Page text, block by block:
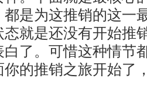
是为这推销的这一
就是还没有开始推
了。可惜这种情节
的推销之旅开始了